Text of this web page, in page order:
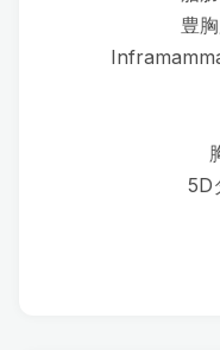
豊
5D